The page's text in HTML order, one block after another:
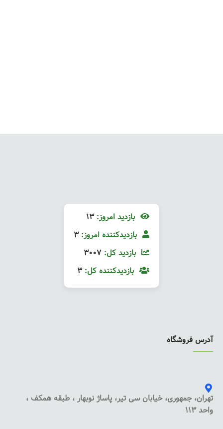
بازدید امروز: 13
بازدیدکننده امروز: 3
بازدید کل:
بازدیدکننده کل: 3
آدرس فروشگاه
تهران، جمهوری، خیابان سی تیر، پاساژ نوبهار ، طبقه همکف ،
واحد 113